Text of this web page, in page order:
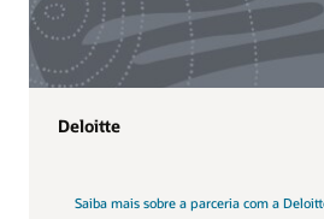
Deloitte
Saiba mais sobre a parceria com a